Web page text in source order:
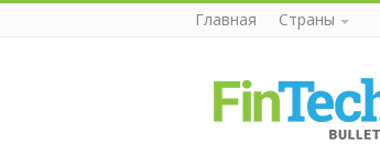
Главная Страны